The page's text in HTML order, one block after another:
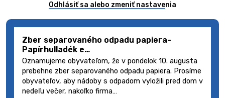
Odhlásiť sa alebo zmeniť nastavenia
Zber separovaného odpadu papiera-
Papírhulladék e…
Oznamujeme obyvateľom, že v pondelok 10. augusta
prebehne zber separovaného odpadu papiera. Prosíme
obyvateľov, aby nádoby s odpadom vyložili pred dom v
nedeľu večer, nakoľko firma…